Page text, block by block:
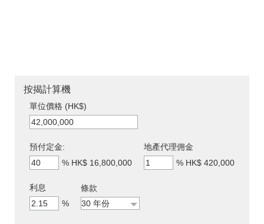
按揭計算機
單位價格 (HK$)
預付定金:
% HK$ 16,800,000
地產代理佣金
% HK$ 420,000
利息
%
條款